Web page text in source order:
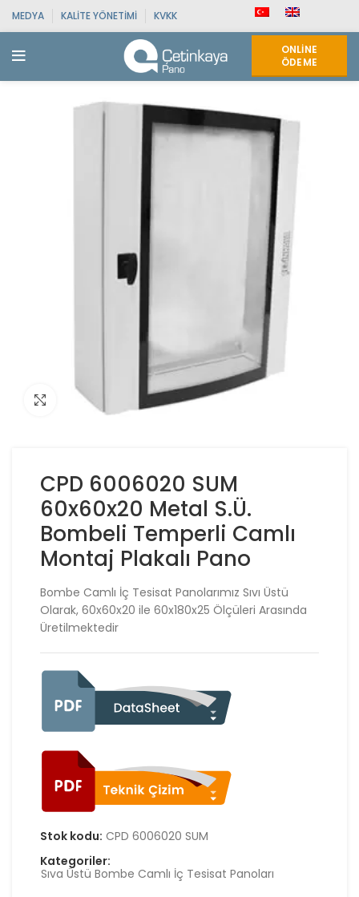
MEDYA KALITE YÖNETIMI KVKK
ONLINE
ÖDEME
Click to enlarge
CPD 6006020 SUM
60x60x20 Metal S.Ü.
Bombeli Temperli Camlı
Montaj Plakalı Pano
Bombe Camlı İç Tesisat Panolarımız Sıvı Üstü
Olarak, 60x60x20 ile 60x180x25 Ölçüleri Arasında
Üretilmektedir
Stok kodu: CPD 6006020 SUM
Kategoriler:
Sıva Üstü Bombe Camlı İç Tesisat Panoları